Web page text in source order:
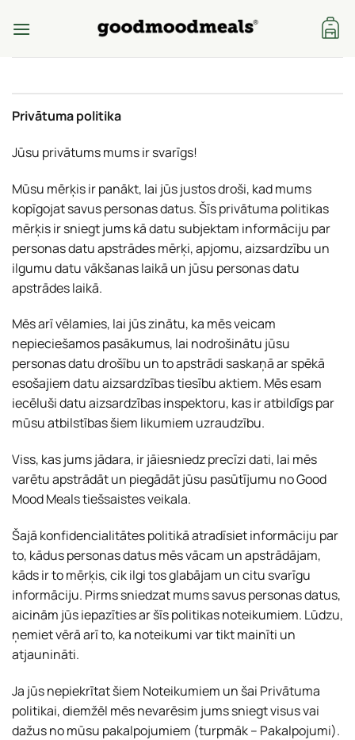
Privātuma politika
Jūsu privātums mums ir svarīgs!
Mūsu mērķis ir panākt, lai jūs justos droši, kad mums
kopīgojat savus personas datus. Šīs privātuma politikas
mērķis ir sniegt jums kā datu subjektam informāciju par
personas datu apstrādes mērķi, apjomu, aizsardzību un
ilgumu datu vākšanas laikā un jūsu personas datu
apstrādes laikā.
Mēs arī vēlamies, lai jūs zinātu, ka mēs veicam
nepieciešamos pasākumus, lai nodrošinātu jūsu
personas datu drošību un to apstrādi saskaņā ar spēkā
esošajiem datu aizsardzības tiesību aktiem. Mēs esam
iecēluši datu aizsardzības inspektoru, kas ir atbildīgs par
mūsu atbilstības šiem likumiem uzraudzību.
Viss, kas jums jādara, ir jāiesniedz precīzi dati, lai mēs
varētu apstrādāt un piegādāt jūsu pasūtījumu no Good
Mood Meals tiešsaistes veikala.
Šajā konfidencialitātes politikā atradīsiet informāciju par
to, kādus personas datus mēs vācam un apstrādājam,
kāds ir to mērķis, cik ilgi tos glabājam un citu svarīgu
informāciju. Pirms sniedzat mums savus personas datus,
aicinām jūs iepazīties ar šīs politikas noteikumiem. Lūdzu,
ņemiet vērā arī to, ka noteikumi var tikt mainīti un
atjaunināti.
Ja jūs nepiekrītat šiem Noteikumiem un šai Privātuma
politikai, diemžēl mēs nevarēsim jums sniegt visus vai
dažus no mūsu pakalpojumiem (turpmāk – Pakalpojumi).